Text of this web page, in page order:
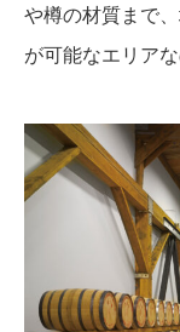
や樽の材質まで
が可能なエリアな